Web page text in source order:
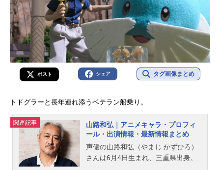
ポスト シェア タグ画像まとめ
トドグラーと長年連れ添うベテラン船乗り。
関連記事
山路和弘｜アニメキャラ・プロフィ
ール・出演情報・最新情報まとめ
声優の山路和弘（やまじ かずひろ）
さんは6月4日生まれ、三重県出身。